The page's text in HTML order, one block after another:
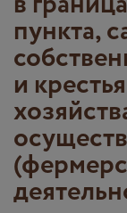
пункта,
и